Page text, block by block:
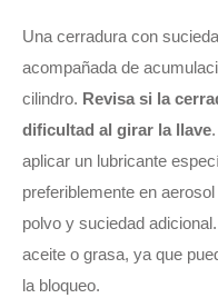
Una cerradura con
acompañada de
cilindro. Revisa si la
dificultad al girar la llave
aplicar un lubricante
preferiblemente en
polvo y suciedad
aceite o grasa, ya que
la bloqueo.